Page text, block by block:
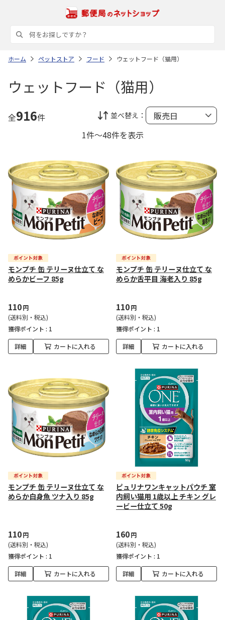
ホーム ペットストア フード ウェットフード（猫用）
ウェットフード（猫用）
全916件 並べ替え：
1件～48件を表示
モンプチ 缶 テリーヌ仕立て な
めらかビーフ 85g
110円
(送料別・税込)
獲得ポイント : 1
詳細 カートに入れる
モンプチ 缶 テリーヌ仕立て な
めらか舌平目 海老入り 85g
110円
(送料別・税込)
獲得ポイント : 1
詳細 カートに入れる
モンプチ 缶 テリーヌ仕立て な
めらか白身魚 ツナ入り 85g
110円
(送料別・税込)
獲得ポイント : 1
詳細 カートに入れる
ピュリナワンキャットパウチ 室
内飼い猫用 1歳以上 チキン グレ
ービー仕立て 50g
160円
(送料別・税込)
獲得ポイント : 1
詳細 カートに入れる